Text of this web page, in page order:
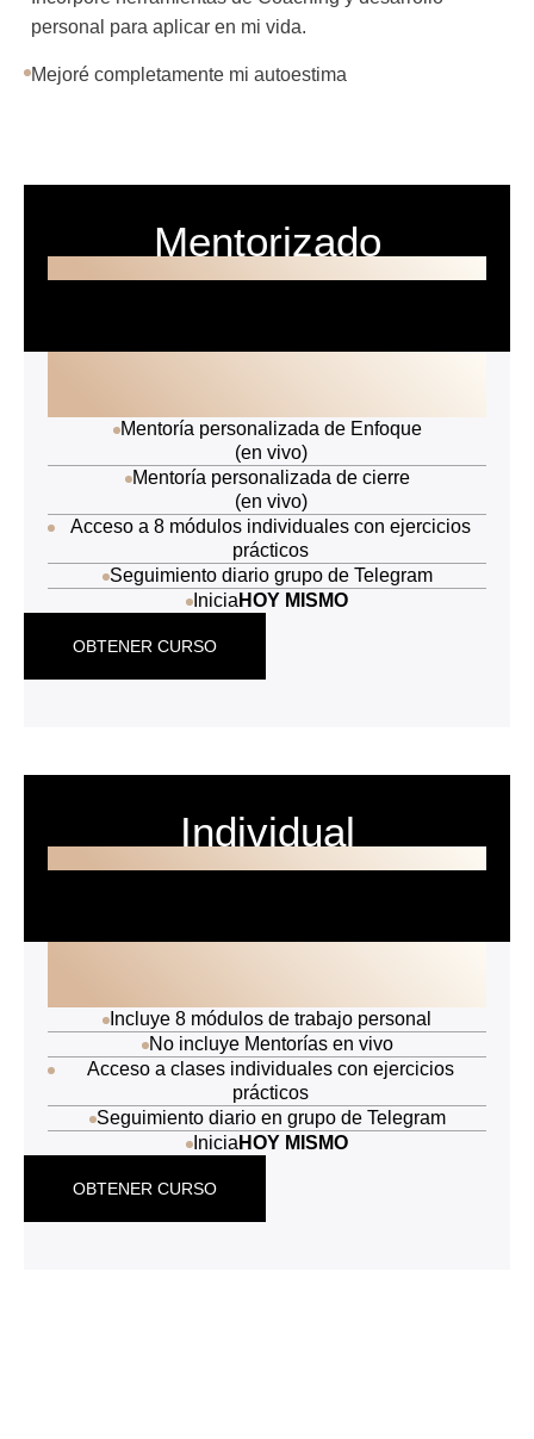
personal para aplicar en mi vida.
Mejoré completamente mi autoestima
Mentorizado
Mentoría personalizada de Enfoque
(en vivo)
Mentoría personalizada de cierre
(en vivo)
Acceso a 8 módulos individuales con ejercicios
prácticos
Seguimiento diario grupo de Telegram
Inicia HOY MISMO
OBTENER CURSO
Individual
Incluye 8 módulos de trabajo personal
No incluye Mentorías en vivo
Acceso a clases individuales con ejercicios
prácticos
Seguimiento diario en grupo de Telegram
Inicia HOY MISMO
OBTENER CURSO